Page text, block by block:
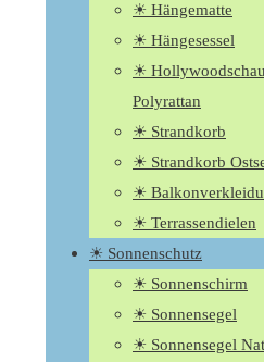
☀ Hängematte
☀ Hängesessel
☀
Polyrattan
☀ Strandkorb
☀ Strandkorb
☀
☀ Terrassendielen
☀ Sonnenschutz
☀ Sonnenschirm
☀ Sonnensegel
☀ Sonnensegel